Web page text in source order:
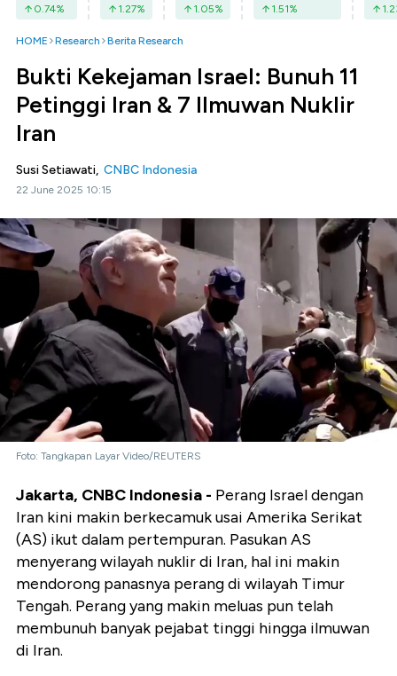
0.74% 1.27% 1.05% 1.51%
HOME Research Berita Research
Bukti Kekejaman Israel: Bunuh 11
Petinggi Iran & 7 Ilmuwan Nuklir
Iran
Susi Setiawati, CNBC Indonesia
22 June 2025 10:15
Foto: Tangkapan Layar Video/REUTERS
Jakarta, CNBC Indonesia - Perang Israel dengan
Iran kini makin berkecamuk usai Amerika Serikat
(AS) ikut dalam pertempuran. Pasukan AS
menyerang wilayah nuklir di Iran, hal ini makin
mendorong panasnya perang di wilayah Timur
Tengah. Perang yang makin meluas pun telah
membunuh banyak pejabat tinggi hingga ilmuwan
di Iran.